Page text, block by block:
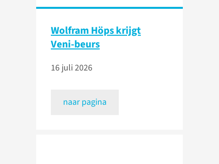
Wolfram Höps krijgt
Veni-beurs
16 juli 2026
naar pagina